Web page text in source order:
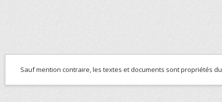
Sauf mention contraire, les textes et documents sont propriétés